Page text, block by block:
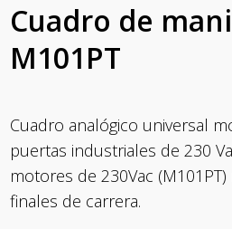
Cuadro de
M101PT
Cuadro analógico universal
puertas industriales de 230
motores de 230Vac
finales de carrera.